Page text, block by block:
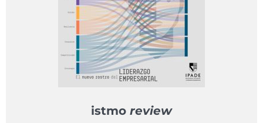
istmo review